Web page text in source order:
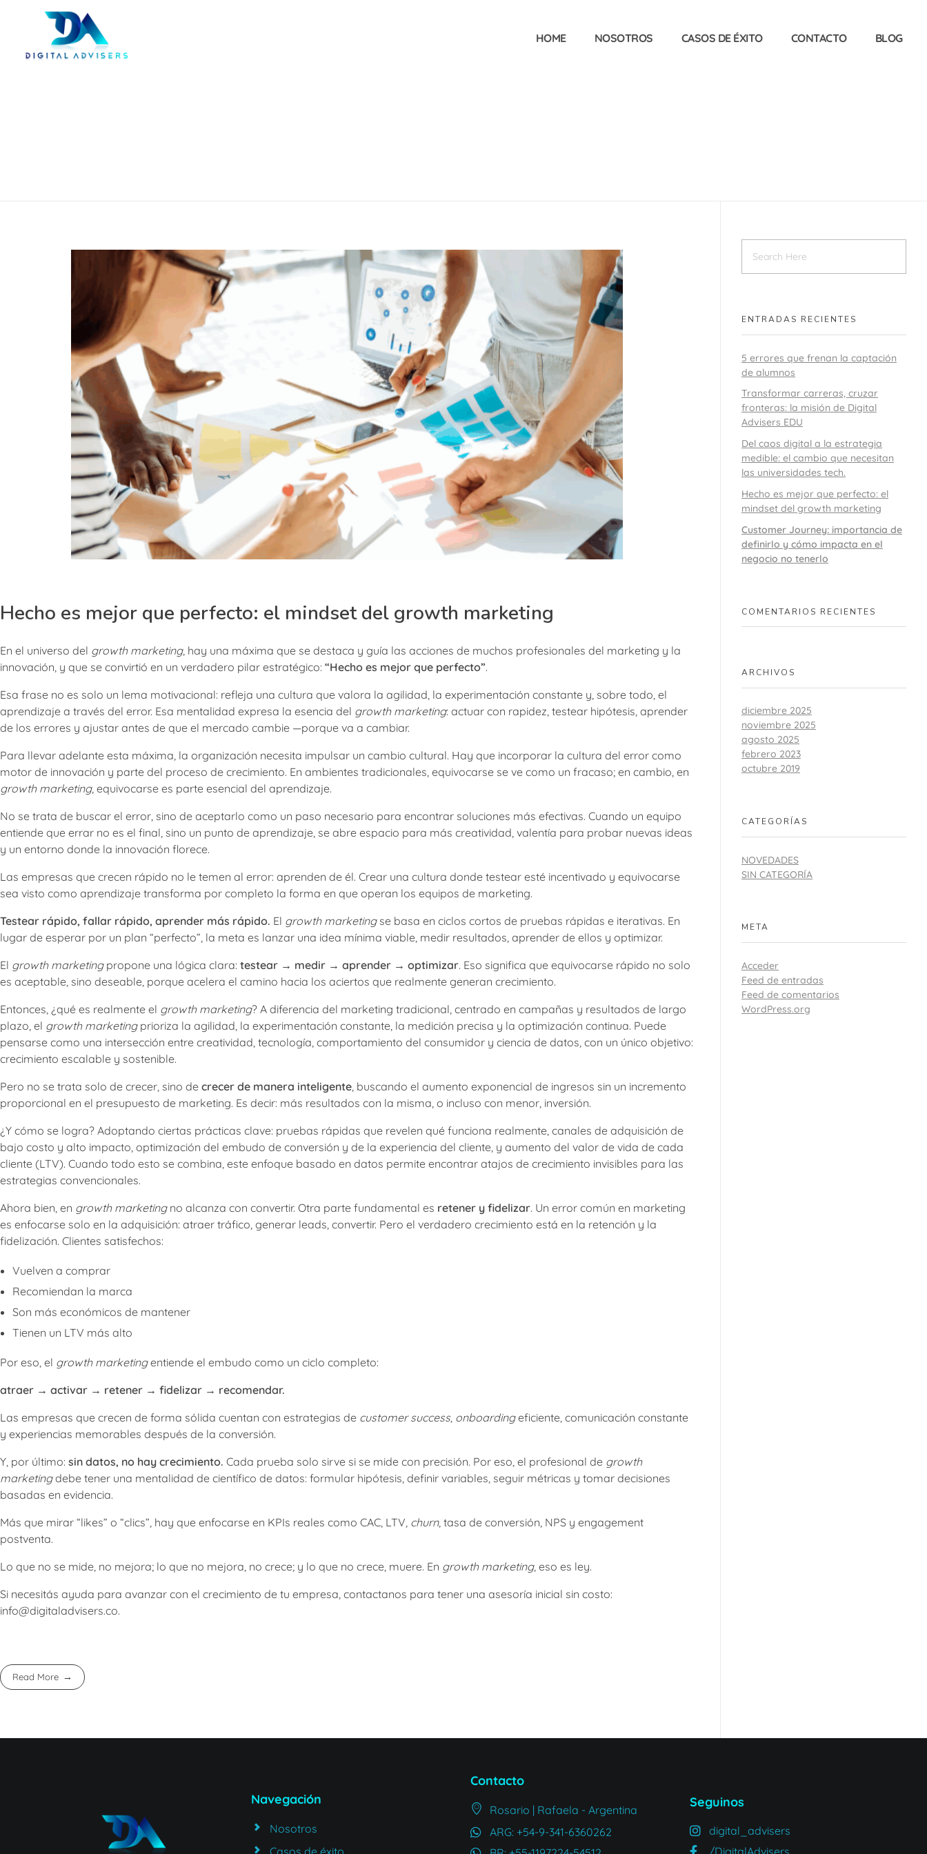
HOME NOSOTROS CASOS DE ÉXITO CONTACTO BLOG
Hecho es mejor que perfecto: el mindset del growth marketing
En el universo del growth marketing, hay una máxima que se destaca y guía las acciones de muchos profesionales del marketing y la
innovación, y que se convirtió en un verdadero pilar estratégico: “Hecho es mejor que perfecto”.
Esa frase no es solo un lema motivacional: refleja una cultura que valora la agilidad, la experimentación constante y, sobre todo, el
aprendizaje a través del error. Esa mentalidad expresa la esencia del growth marketing: actuar con rapidez, testear hipótesis, aprender
de los errores y ajustar antes de que el mercado cambie —porque va a cambiar.
Para llevar adelante esta máxima, la organización necesita impulsar un cambio cultural. Hay que incorporar la cultura del error como
motor de innovación y parte del proceso de crecimiento. En ambientes tradicionales, equivocarse se ve como un fracaso; en cambio, en
growth marketing, equivocarse es parte esencial del aprendizaje.
No se trata de buscar el error, sino de aceptarlo como un paso necesario para encontrar soluciones más efectivas. Cuando un equipo
entiende que errar no es el final, sino un punto de aprendizaje, se abre espacio para más creatividad, valentía para probar nuevas ideas
y un entorno donde la innovación florece.
Las empresas que crecen rápido no le temen al error: aprenden de él. Crear una cultura donde testear esté incentivado y equivocarse
sea visto como aprendizaje transforma por completo la forma en que operan los equipos de marketing.
Testear rápido, fallar rápido, aprender más rápido. El growth marketingse basa en ciclos cortos de pruebas rápidas e iterativas. En
lugar de esperar por un plan “perfecto”, la meta es lanzar una idea mínima viable, medir resultados, aprender de ellos y optimizar.
El growth marketingpropone una lógica clara: testear → medir → aprender → optimizar. Eso significa que equivocarse rápido no solo
es aceptable, sino deseable, porque acelera el camino hacia los aciertos que realmente generan crecimiento.
Entonces, ¿qué es realmente el growth marketing? A diferencia del marketing tradicional, centrado en campañas y resultados de largo
plazo, el growth marketingprioriza la agilidad, la experimentación constante, la medición precisa y la optimización continua. Puede
pensarse como una intersección entre creatividad, tecnología, comportamiento del consumidor y ciencia de datos, con un único objetivo:
crecimiento escalable y sostenible.
Pero no se trata solo de crecer, sino de crecer de manera inteligente, buscando el aumento exponencial de ingresos sin un incremento
proporcional en el presupuesto de marketing. Es decir: más resultados con la misma, o incluso con menor, inversión.
¿Y cómo se logra? Adoptando ciertas prácticas clave: pruebas rápidas que revelen qué funciona realmente, canales de adquisición de
bajo costo y alto impacto, optimización del embudo de conversión y de la experiencia del cliente, y aumento del valor de vida de cada
cliente (LTV). Cuando todo esto se combina, este enfoque basado en datos permite encontrar atajos de crecimiento invisibles para las
estrategias convencionales.
Ahora bien, en growth marketingno alcanza con convertir. Otra parte fundamental es retener y fidelizar. Un error común en marketing
es enfocarse solo en la adquisición: atraer tráfico, generar leads, convertir. Pero el verdadero crecimiento está en la retención y la
fidelización. Clientes satisfechos:
Vuelven a comprar
Recomiendan la marca
Son más económicos de mantener
Tienen un LTV más alto
Por eso, el growth marketingentiende el embudo como un ciclo completo:
atraer → activar → retener → fidelizar → recomendar.
Las empresas que crecen de forma sólida cuentan con estrategias de customer success, onboardingeficiente, comunicación constante
y experiencias memorables después de la conversión.
Y, por último: sin datos, no hay crecimiento. Cada prueba solo sirve si se mide con precisión. Por eso, el profesional de growth
marketingdebe tener una mentalidad de científico de datos: formular hipótesis, definir variables, seguir métricas y tomar decisiones
basadas en evidencia.
Más que mirar “likes” o “clics”, hay que enfocarse en KPIs reales como CAC, LTV, churn, tasa de conversión, NPS y engagement
postventa.
Lo que no se mide, no mejora; lo que no mejora, no crece; y lo que no crece, muere. En growth marketing, eso es ley.
Si necesitás ayuda para avanzar con el crecimiento de tu empresa, contactanos para tener una asesoría inicial sin costo:
info@digitaladvisers.co.
Read More
ENTRADAS RECIENTES
5 errores que frenan la captación
de alumnos
Transformar carreras, cruzar
fronteras: la misión de Digital
Advisers EDU
Del caos digital a la estrategia
medible: el cambio que necesitan
las universidades tech.
Hecho es mejor que perfecto: el
mindset del growth marketing
Customer Journey: importancia de
definirlo y cómo impacta en el
negocio no tenerlo
COMENTARIOS RECIENTES
ARCHIVOS
diciembre 2025
noviembre 2025
agosto 2025
febrero 2023
octubre 2019
CATEGORÍAS
NOVEDADES
SIN CATEGORÍA
META
Acceder
Feed de entradas
Feed de comentarios
WordPress.org
Navegación
Nosotros
Contacto
Rosario | Rafaela - Argentina
ARG: +54-9-341-6360262
Seguinos
digital_advisers